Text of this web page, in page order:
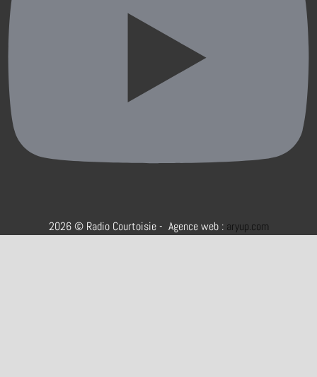
2026 © Radio Courtoisie - Agence web : aryup.com